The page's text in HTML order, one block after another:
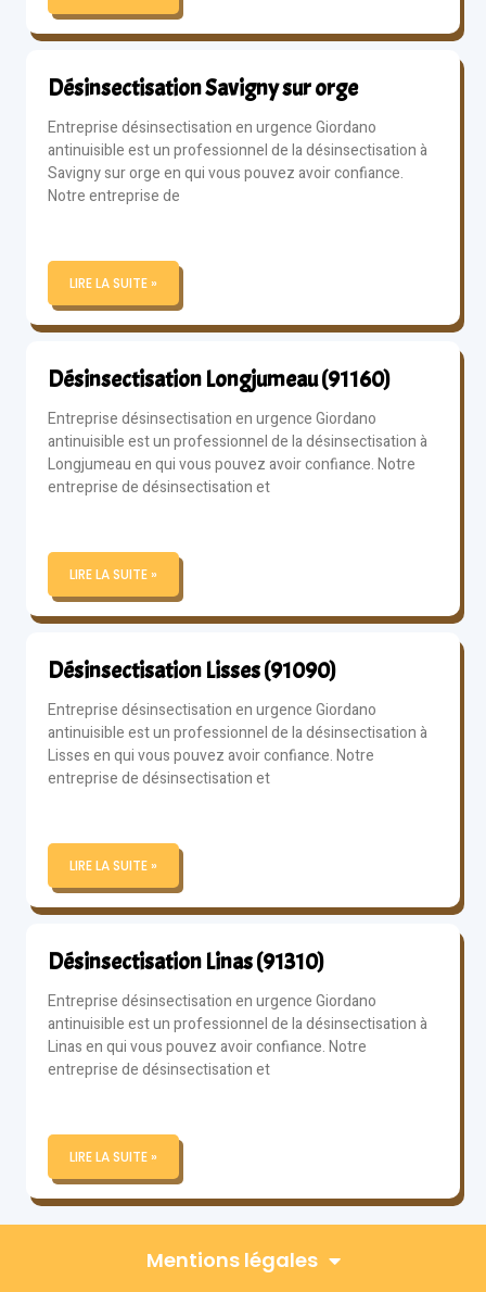
Désinsectisation Savigny sur orge
Entreprise désinsectisation en urgence Giordano
antinuisible est un professionnel de la désinsectisation à
Savigny sur orge en qui vous pouvez avoir confiance.
Notre entreprise de
LIRE LA SUITE »
Désinsectisation Longjumeau (91160)
Entreprise désinsectisation en urgence Giordano
antinuisible est un professionnel de la désinsectisation à
Longjumeau en qui vous pouvez avoir confiance. Notre
entreprise de désinsectisation et
LIRE LA SUITE »
Désinsectisation Lisses (91090)
Entreprise désinsectisation en urgence Giordano
antinuisible est un professionnel de la désinsectisation à
Lisses en qui vous pouvez avoir confiance. Notre
entreprise de désinsectisation et
LIRE LA SUITE »
Désinsectisation Linas (91310)
Entreprise désinsectisation en urgence Giordano
antinuisible est un professionnel de la désinsectisation à
Linas en qui vous pouvez avoir confiance. Notre
entreprise de désinsectisation et
LIRE LA SUITE »
Mentions légales